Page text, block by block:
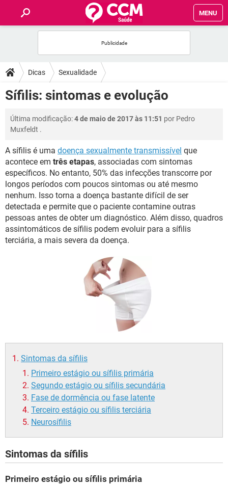
MENU
FÓRUM
SAÚDE
FAMÍLIA
BEM-ESTAR
SEXUALIDADE
GLOSSÁRIO
Dicas Sexualidade
Sífilis: sintomas e evolução
Última modificação:4 de maio de 2017 às 11:51 por Pedro
Muxfeldt .
A sífilis é uma doença sexualmente transmissível que
acontece em três etapas, associadas com sintomas
específicos. No entanto, 50% das infecções transcorre por
longos períodos com poucos sintomas ou até mesmo
nenhum. Isso torna a doença bastante difícil de ser
detectada e permite que o paciente contamine outras
pessoas antes de obter um diagnóstico. Além disso, quadros
assintomáticos de sífilis podem evoluir para a sífilis
terciária, a mais severa da doença.
Sintomas da sífilis
Primeiro estágio ou sífilis primária
Segundo estágio ou sífilis secundária
Fase de dormência ou fase latente
Terceiro estágio ou sífilis terciária
Neurosífilis
Sintomas da sífilis
Primeiro estágio ou sífilis primária